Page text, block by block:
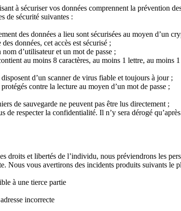
à sécuriser vos données comprennent la prévention
de sécurité suivantes :
des données a lieu sont sécurisées au moyen d’un
données, cet accès est sécurisé ;
d’utilisateur et un mot de passe ;
au moins 8 caractères, au moins 1 lettre, au
d’un scanner de virus fiable et toujours à jour ;
contre la lecture au moyen d’un mot de passe ;
de sauvegarde ne peuvent pas être lus directement ;
de respecter la confidentialité. Il n’y sera dérogé
et libertés de l’individu, nous préviendrons les
Nous vous avertirons des incidents produits suivants le
à une tierce partie
incorrecte